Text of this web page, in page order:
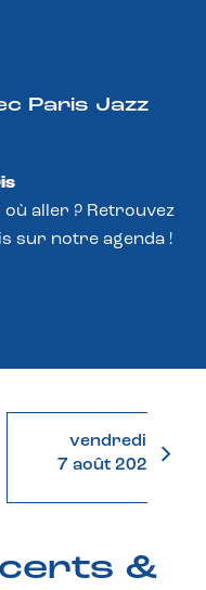
Paris Jazz
où aller ? Retrouvez
sur notre agenda !
vendredi
7 août 2026
&